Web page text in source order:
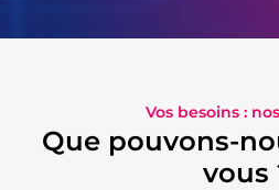
Vos besoins :
Que pouvons-
vous